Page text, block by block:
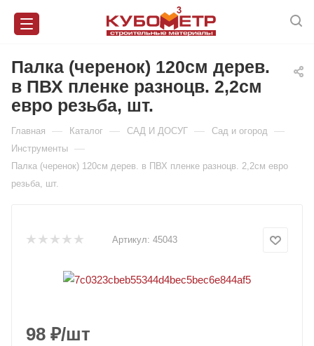
Палка (черенок) 120см дерев.
в ПВХ пленке разноцв. 2,2см
евро резьба, шт.
Главная — Каталог — САД И ДОСУГ — Сад и огород —
Инструменты —
Палка (черенок) 120см дерев. в ПВХ пленке разноцв. 2,2см евро
резьба, шт.
Артикул: 45043
98 ₽/шт